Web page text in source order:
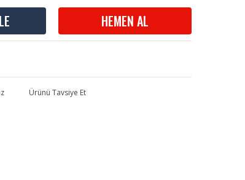
HEMEN AL
Ürünü Tavsiye Et